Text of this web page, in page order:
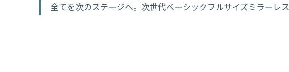
全てを次のステージへ。次世代ベーシックフルサイズミラーレス